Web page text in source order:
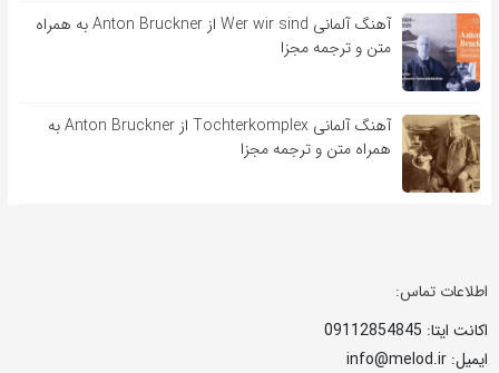
آهنگ آلمانی Wer wir sind از Anton Bruckner به همراه
متن و ترجمه مجزا
آهنگ آلمانی Tochterkomplex از Anton Bruckner به
همراه متن و ترجمه مجزا
اطلاعات تماس:
اکانت ایتا: 09112854845
ایمیل: info@melod.ir